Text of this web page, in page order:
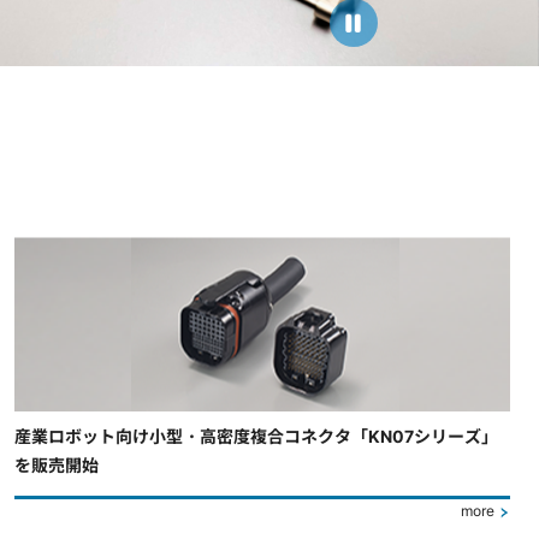
産業ロボット向け小型・高密度複合コネクタ「KN07シリーズ」
を販売開始
more